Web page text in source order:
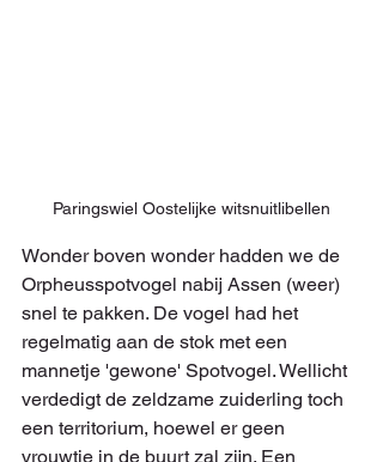
Paringswiel Oostelijke witsnuitlibellen
Wonder boven wonder hadden we de
Orpheusspotvogel nabij Assen (weer)
snel te pakken. De vogel had het
regelmatig aan de stok met een
mannetje 'gewone' Spotvogel. Wellicht
verdedigt de zeldzame zuiderling toch
een territorium, hoewel er geen
vrouwtje in de buurt zal zijn. Een